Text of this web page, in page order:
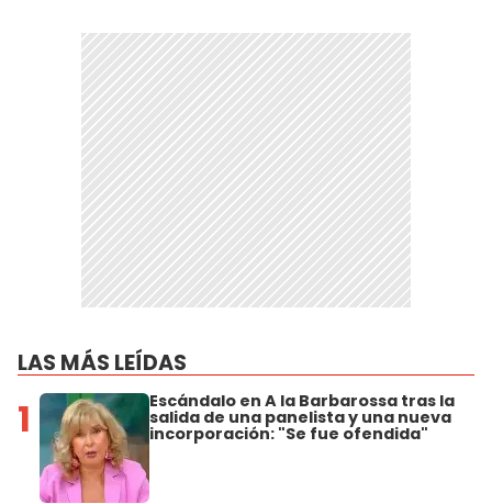
LAS MÁS LEÍDAS
1 Escándalo en A la Barbarossa tras la
salida de una panelista y una nueva
incorporación: "Se fue ofendida"